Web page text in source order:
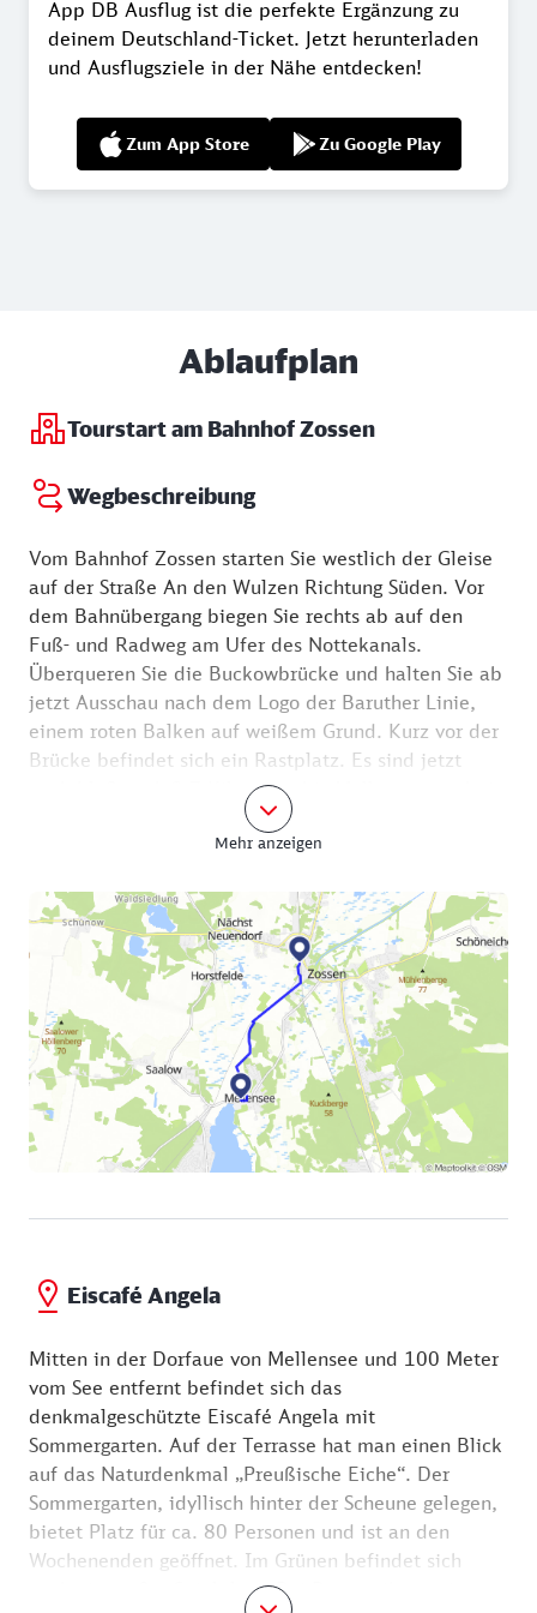
App DB Ausflug ist die perfekte Ergänzung zu
deinem Deutschland-Ticket. Jetzt herunterladen
und Ausflugsziele in der Nähe entdecken!
Zum App Store Zu Google Play
Ablaufplan
Tourstart am Bahnhof Zossen
Wegbeschreibung
Vom Bahnhof Zossen starten Sie westlich der Gleise
auf der Straße An den Wulzen Richtung Süden. Vor
dem Bahnübergang biegen Sie rechts ab auf den
Fuß- und Radweg am Ufer des Nottekanals.
Überqueren Sie die Buckowbrücke und halten Sie ab
jetzt Ausschau nach dem Logo der Baruther Linie,
einem roten Balken auf weißem Grund. Kurz vor der
Brücke befindet sich ein Rastplatz. Es sind jetzt
auch bloß noch 2,7 Kilometer bis Mellensee, vorbei
an einer Energieholzplantage, einer Streuobstwiese
und der bei Berlinern bekannten
Winter sogar mit der Draisine ab Zossen, ein
beliebter Ausflug für Familien.
An der Hauptstraße ist ein ganz kleiner Abstecher
ins Eiscafé Angela ein Muss. Hier gibt es eine große
Auswahl an hausgemachten Sorten wie Haselnuss
und Karamell, Heidelbeere und Banane, Zitrone,
Ananas, Kokosnuss, Butterkeks und Nougat, Kuchen
oder einen herzhaften Imbiss - die verdiente
Belohnung für das ungefähr erste Drittel des Weges.
Mehr anzeigen
Eiscafé Angela
Mitten in der Dorfaue von Mellensee und 100 Meter
vom See entfernt befindet sich das
denkmalgeschützte Eiscafé Angela mit
Sommergarten. Auf der Terrasse hat man einen Blick
auf das Naturdenkmal „Preußische Eiche“. Der
Sommergarten, idyllisch hinter der Scheune gelegen,
bietet Platz für ca. 80 Personen und ist an den
Wochenenden geöffnet. Im Grünen befindet sich
auch ein großer Spielplatz. Bei Regen gibt es vier